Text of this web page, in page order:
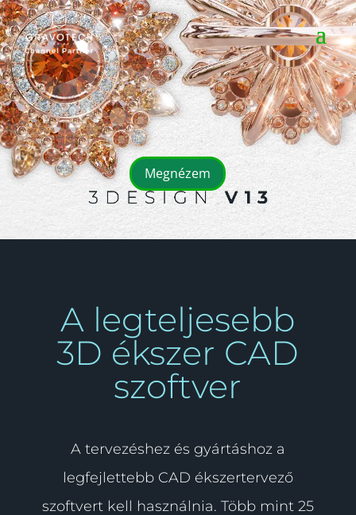
Megnézem
A legteljesebb
3D ékszer CAD
szoftver
A tervezéshez és gyártáshoz a
legfejlettebb CAD ékszertervező
szoftvert kell használnia. Több mint 25